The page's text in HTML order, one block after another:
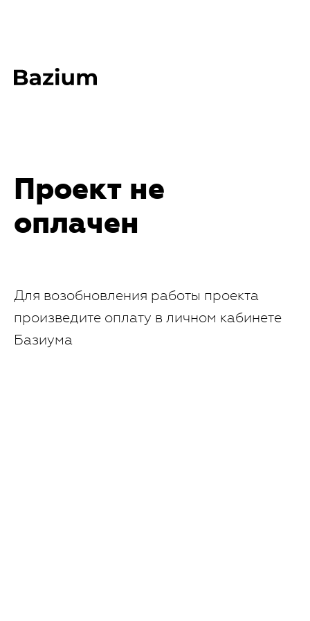
Проект не
оплачен
Для возобновления работы проекта
произведите оплату в личном кабинете
Базиума